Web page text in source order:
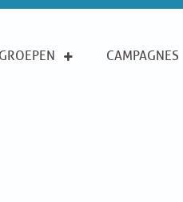
GROEPEN CAMPAGNES